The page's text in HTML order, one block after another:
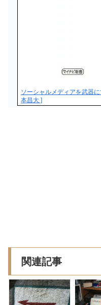
ソーシャルメディアを武器
本昌大 ]
関連記事